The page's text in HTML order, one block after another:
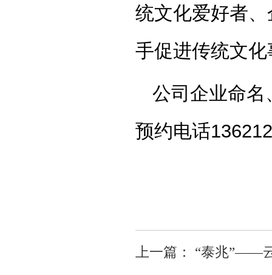
统文化爱好者
手促进传统文
公司企业命名
预约电话
上一篇： “泰兆”——